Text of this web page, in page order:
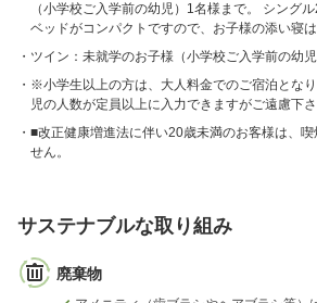
（小学校ご入学前の幼児）1名様まで。 シング
ベッドがコンパクトですので、お子様の添い寝は
ツイン：未就学のお子様（小学校ご入学前の幼児
※小学生以上の方は、大人料金でのご宿泊とな
児の人数が定員以上に入力できますがご遠慮下さ
■改正健康増進法に伴い20歳未満のお客様は、喫
せん。
サステナブルな取り組み
廃棄物